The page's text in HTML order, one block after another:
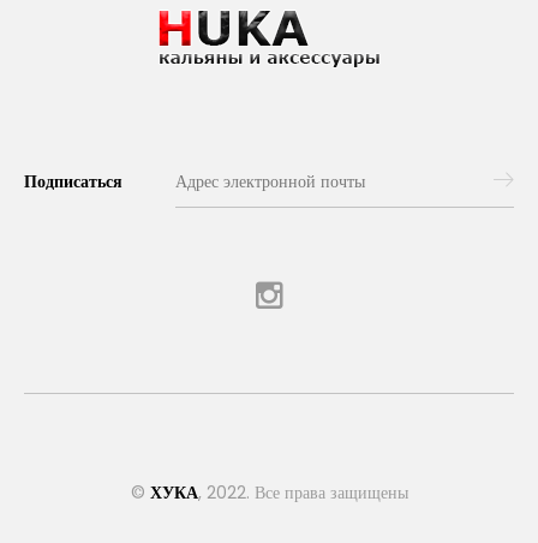
Подписаться
© ХУКА, 2022. Все права защищены